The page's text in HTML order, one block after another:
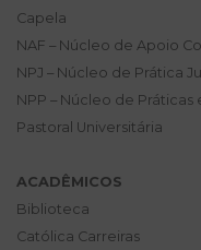
Capela
NAF – Núcleo de Apoio
NPJ – Núcleo de Prática
NPP – Núcleo de Práticas
Pastoral Universitária
ACADÊMICOS
Biblioteca
Católica Carreiras